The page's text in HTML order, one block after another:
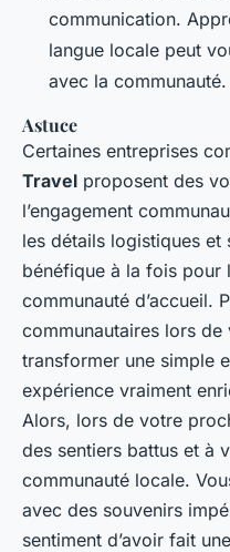
communication.
langue locale peut
avec la communauté.
Astuce
Certaines entreprises
Travel proposent des
l’engagement
les détails logistiques et
bénéfique à la fois pour
communauté d’accueil.
communautaires lors
transformer une simple
expérience vraiment
Alors, lors de votre
des sentiers battus et à
communauté locale.
avec des souvenirs
sentiment d’avoir fait